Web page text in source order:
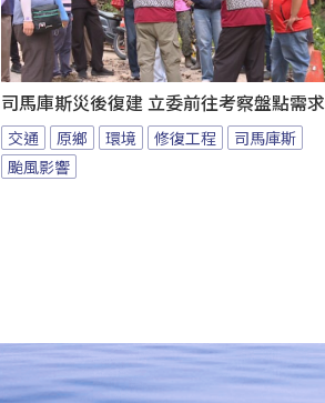
司馬庫斯災後復建 立委前往考察盤點需求
交通 原鄉 環境 修復工程
司馬庫斯
颱風影響